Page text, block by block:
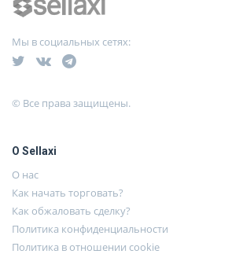
Мы в социальных сетях:
© Все права защищены.
О Sellaxi
О нас
Как начать торговать?
Как обжаловать сделку?
Политика конфиденциальности
Политика в отношении cookie